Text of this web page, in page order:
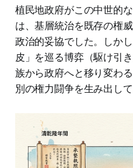
植民地政府がこの中世的
は、基層統治を既存の権
政治的妥協でした。しか
皮」を巡る博弈（駆け引
族から政府へと移り変わ
別の権力闘争を生み出して